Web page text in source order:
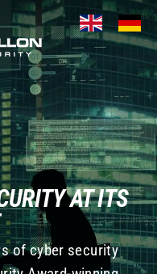
AT ITS
of cyber security